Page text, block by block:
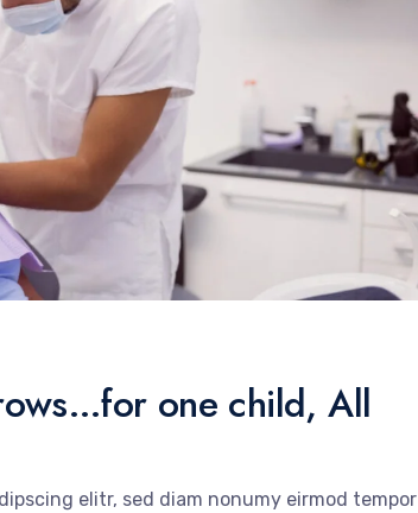
one child, All
elitr, sed diam nonumy eirmod tempor